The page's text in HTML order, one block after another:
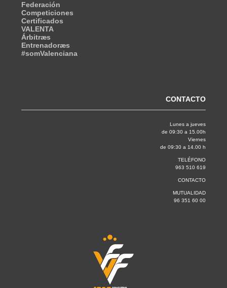
Federación
Competiciones
Certificados
VALENTA
Árbitræs
Entrenadoræs
#somValenciana
CONTACTO
Lunes a jueves
de 09:30 a 15.00h
Viernes
de 09:30 a 14.00 h
TELÉFONO
963 510 619
CONTACTO
MUTUALIDAD
96 351 60 00